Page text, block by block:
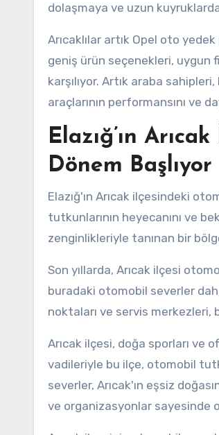
dolaşmaya ve uzun
Arıcaklılar artık Opel oto
geniş ürün seçenekleri,
karşılıyor. Artık araba
araçlarının performansını ve
Elazığ’ın
Dönem Başlıyor
Elazığ'ın Arıcak ilçesindeki
tutkunlarının heyecanını ve
zenginlikleriyle tanınan bir
Son yıllarda, Arıcak ilçesi
buradaki otomobil severler
noktaları ve servis merkezleri,
Arıcak ilçesi, doğa sporları ve
vadileriyle bu ilçe, otomobil
severler, Arıcak'ın eşsiz
ve organizasyonlar sayesinde